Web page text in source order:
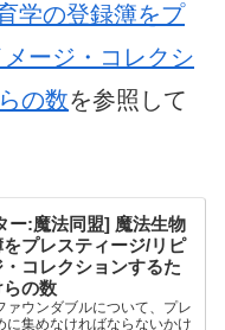
学の登録簿をプ
ージ・コレクシ
の数を参照して
ー:魔法同盟] 魔法生物
プレスティージ/リピ
コレクションするた
の数
ァウンダブルについて、プレ
に集めなければならないかけ